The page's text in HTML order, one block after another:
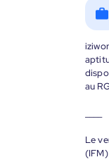
au
Le